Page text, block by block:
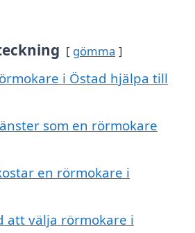
gömma
i Östad hjälpa till
som en rörmokare
en rörmokare i
att välja rörmokare i